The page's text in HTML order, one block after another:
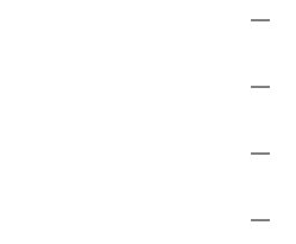
—
—
—
—